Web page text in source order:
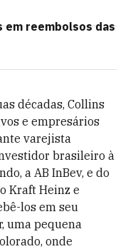
em reembolsos das
décadas, Collins
e empresários
varejista
brasileiro à
a AB InBev, e do
Kraft Heinz e
los em seu
uma pequena
onde